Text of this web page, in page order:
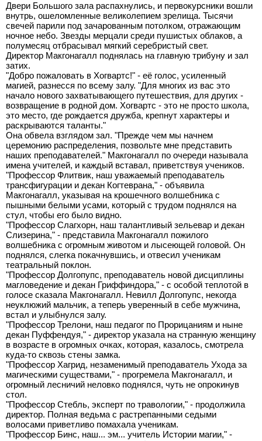
Двери Большого зала распахнулись, и первокурсники вошли
внутрь, ошеломленные великолепием зрелища. Тысячи
свечей парили под зачарованным потолком, отражающим
ночное небо. Звезды мерцали среди пушистых облаков, а
полумесяц отбрасывал мягкий серебристый свет.
Директор Макгонагалл поднялась на главную трибуну и зал
затих.
"Добро пожаловать в Хогвартс!" - её голос, усиленный
магией, разнесся по всему залу. "Для многих из вас это
начало нового захватывающего путешествия, для других -
возвращение в родной дом. Хогвартс - это не просто школа,
это место, где рождается дружба, крепнут характеры и
раскрываются таланты."
Она обвела взглядом зал. "Прежде чем мы начнем
церемонию распределения, позвольте мне представить
наших преподавателей." Макгонагалл по очереди называла
имена учителей, и каждый вставал, приветствуя учеников.
"Профессор Флитвик, наш уважаемый преподаватель
трансфигурации и декан Когтеврана," - объявила
Макгонагалл, указывая на крошечного волшебника с
пышными белыми усами, который с трудом поднялся на
стул, чтобы его было видно.
"Профессор Слагхорн, наш талантливый зельевар и декан
Слизерина," - представила Макгонагалл пожилого
волшебника с огромным животом и лысеющей головой. Он
поднялся, слегка покачнувшись, и отвесил ученикам
театральный поклон.
"Профессор Долгопупс, преподаватель новой дисциплины
магловедение и декан Гриффиндора," - с особой теплотой в
голосе сказала Макгонагалл. Невилл Долгопупс, некогда
неуклюжий мальчик, а теперь уверенный в себе мужчина,
встал и улыбнулся залу.
"Профессор Трелони, наш педагог по Прорицаниям и ныне
декан Пуффендуя," - директор указала на странную женщину
в возрасте в огромных очках, которая, казалось, смотрела
куда-то сквозь стены замка.
"Профессор Хагрид, незаменимый преподаватель Ухода за
магическими существами," - прогремела Макгонагалл, и
огромный лесничий неловко поднялся, чуть не опрокинув
стол.
"Профессор Стебль, эксперт по травологии," - продолжила
директор. Полная ведьма с растрепанными седыми
волосами приветливо помахала ученикам.
"Профессор Бинс, наш... эм... учитель Истории магии," -